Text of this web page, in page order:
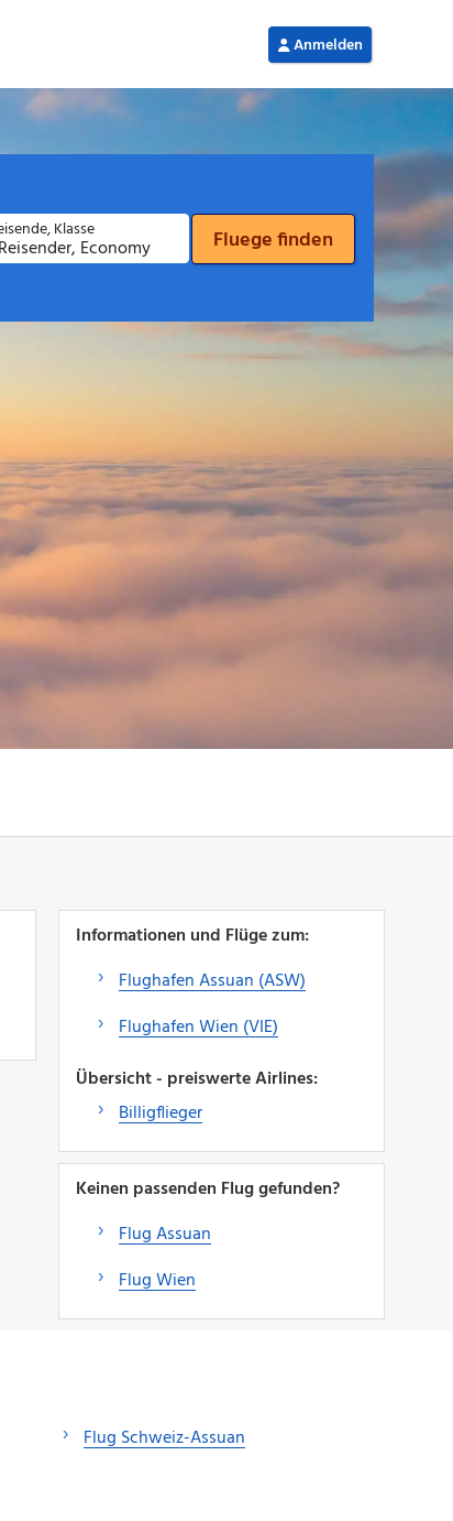
Informationen und Flüge zum:
Flughafen Assuan (ASW)
Flughafen Wien (VIE)
Übersicht - preiswerte Airlines:
Billigflieger
Keinen passenden Flug gefunden?
Flug Assuan
Flug Wien
Flug Schweiz-Assuan